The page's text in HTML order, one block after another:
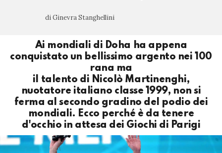
di Ginevra Stanghellini
Ai mondiali di Doha ha appena
conquistato un bellissimo argento nei 100
rana ma
il talento di Nicolò Martinenghi,
nuotatore italiano classe 1999, non si
ferma al secondo gradino del podio dei
mondiali. Ecco perché è da tenere
d'occhio in attesa dei Giochi di Parigi